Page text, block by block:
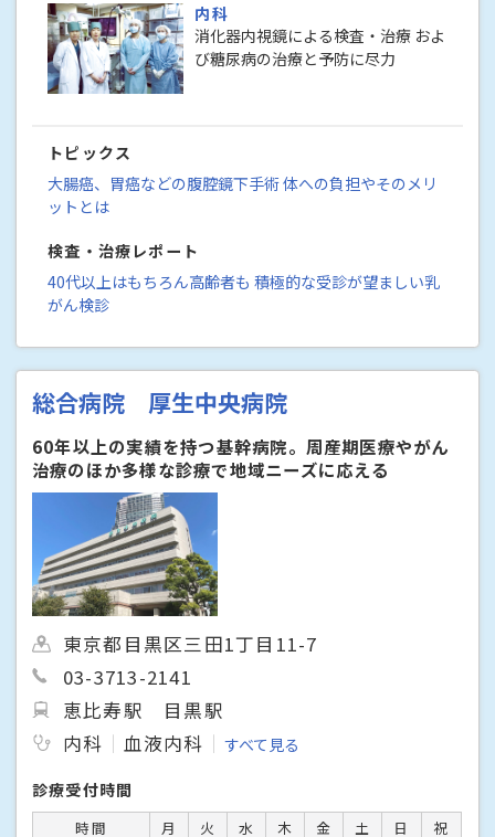
内科
消化器内視鏡による検査・治療 およ
び糖尿病の治療と予防に尽力
トピックス
大腸癌、胃癌などの腹腔鏡下手術 体への負担やそのメリ
ットとは
検査・治療レポート
40代以上はもちろん高齢者も 積極的な受診が望ましい乳
がん検診
総合病院 厚生中央病院
60年以上の実績を持つ基幹病院。周産期医療やがん
治療のほか多様な診療で地域ニーズに応える
東京都目黒区三田1丁目11-7
03-3713-2141
恵比寿駅 目黒駅
内科
血液内科 すべて見る
診療受付時間
時間 月 火 水 木 金 土 日
祝